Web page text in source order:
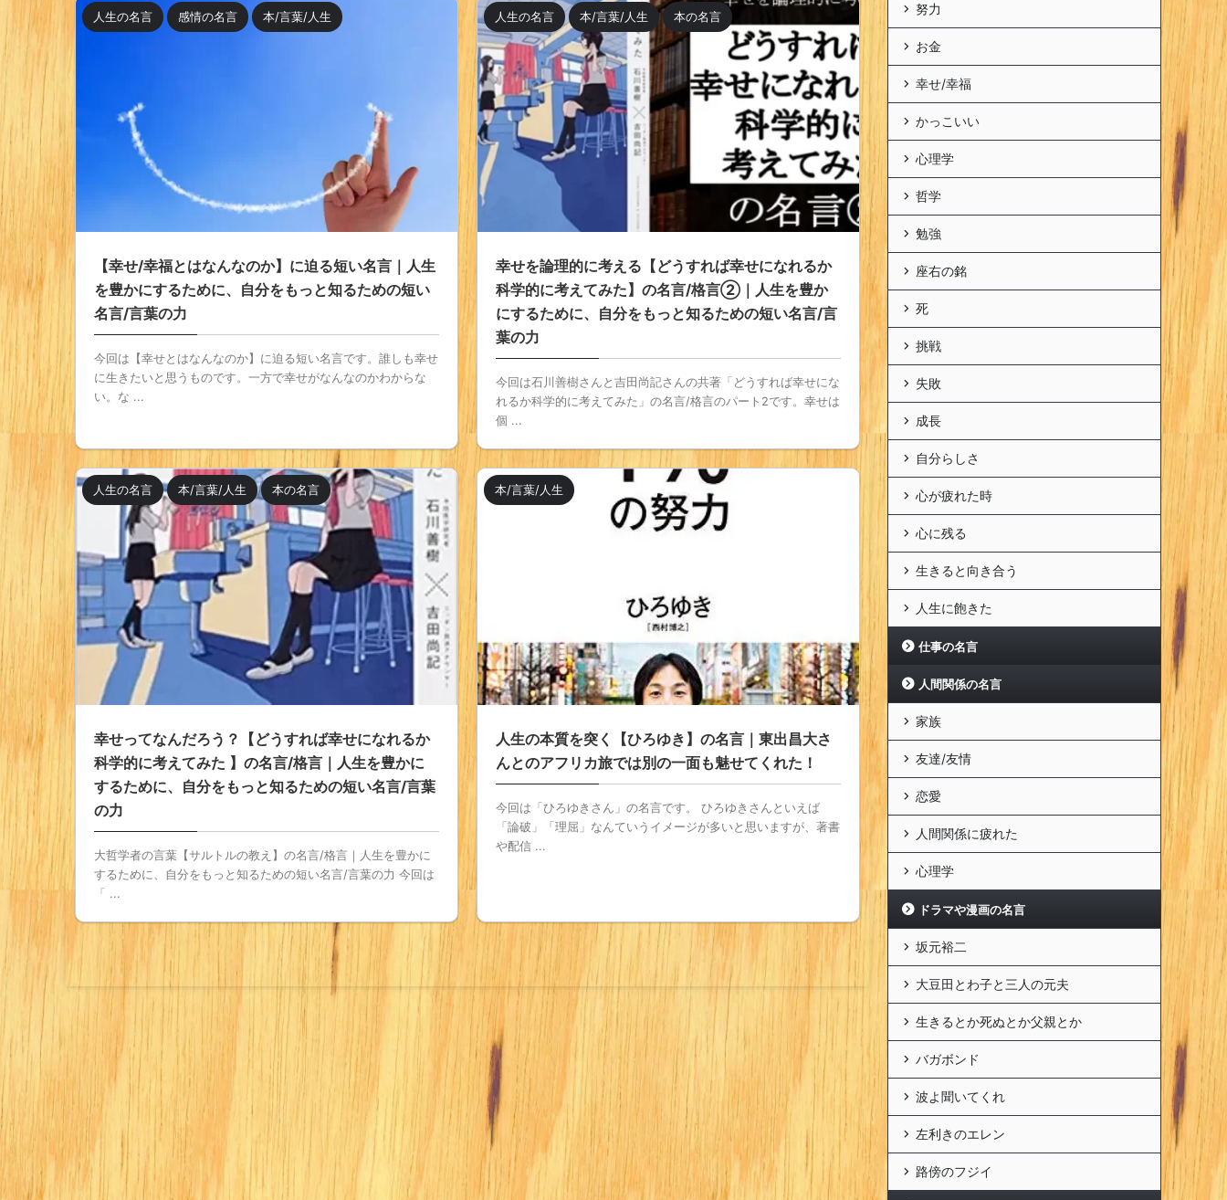
人生の名言 感情の名言 本/言葉/人生
【幸せ/幸福とはなんなのか】に迫る短い名言｜人生
を豊かにするために、自分をもっと知るための短い
名言/言葉の力
今回は【幸せとはなんなのか】に迫る短い名言です。誰しも幸せ
に生きたいと思うものです。一方で幸せがなんなのかわからな
い。な ...
人生の名言 本/言葉/人生 本の名言
幸せを論理的に考える【どうすれば幸せになれるか
科学的に考えてみた】の名言/格言②｜人生を豊か
にするために、自分をもっと知るための短い名言/言
葉の力
今回は石川善樹さんと吉田尚記さんの共著「どうすれば幸せにな
れるか科学的に考えてみた」の名言/格言のパート2です。幸せは
個 ...
人生の名言 本/言葉/人生 本の名言
幸せってなんだろう？【どうすれば幸せになれるか
科学的に考えてみた 】の名言/格言｜人生を豊かに
するために、自分をもっと知るための短い名言/言葉
の力
大哲学者の言葉【サルトルの教え】の名言/格言｜人生を豊かに
するために、自分をもっと知るための短い名言/言葉の力 今回は
「 ...
本/言葉/人生
人生の本質を突く【ひろゆき】の名言｜東出昌大さ
んとのアフリカ旅では別の一面も魅せてくれた！
今回は「ひろゆきさん」の名言です。 ひろゆきさんといえば
「論破」「理屈」なんていうイメージが多いと思いますが、著書
や配信 ...
努力
お金
幸せ/幸福
かっこいい
心理学
哲学
勉強
座右の銘
死
挑戦
失敗
成長
自分らしさ
心が疲れた時
心に残る
生きると向き合う
人生に飽きた
仕事の名言
人間関係の名言
家族
友達/友情
恋愛
人間関係に疲れた
心理学
ドラマや漫画の名言
坂元裕二
大豆田とわ子と三人の元夫
生きるとか死ぬとか父親とか
バガボンド
波よ聞いてくれ
左利きのエレン
路傍のフジイ